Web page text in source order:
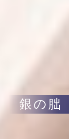
銀の朏